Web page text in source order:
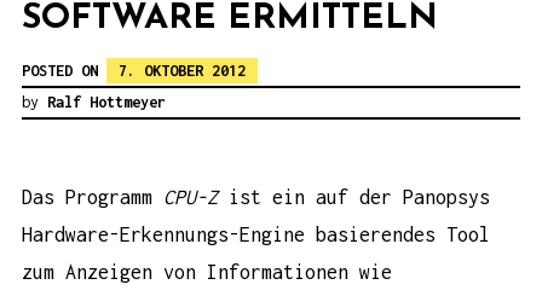
SOFTWARE ERMITTELN
POSTED ON
7. OKTOBER 2012
by Ralf Hottmeyer
Das Programm CPU-Zist ein auf der Panopsys
Hardware-Erkennungs-Engine basierendes Tool
zum Anzeigen von Informationen wie